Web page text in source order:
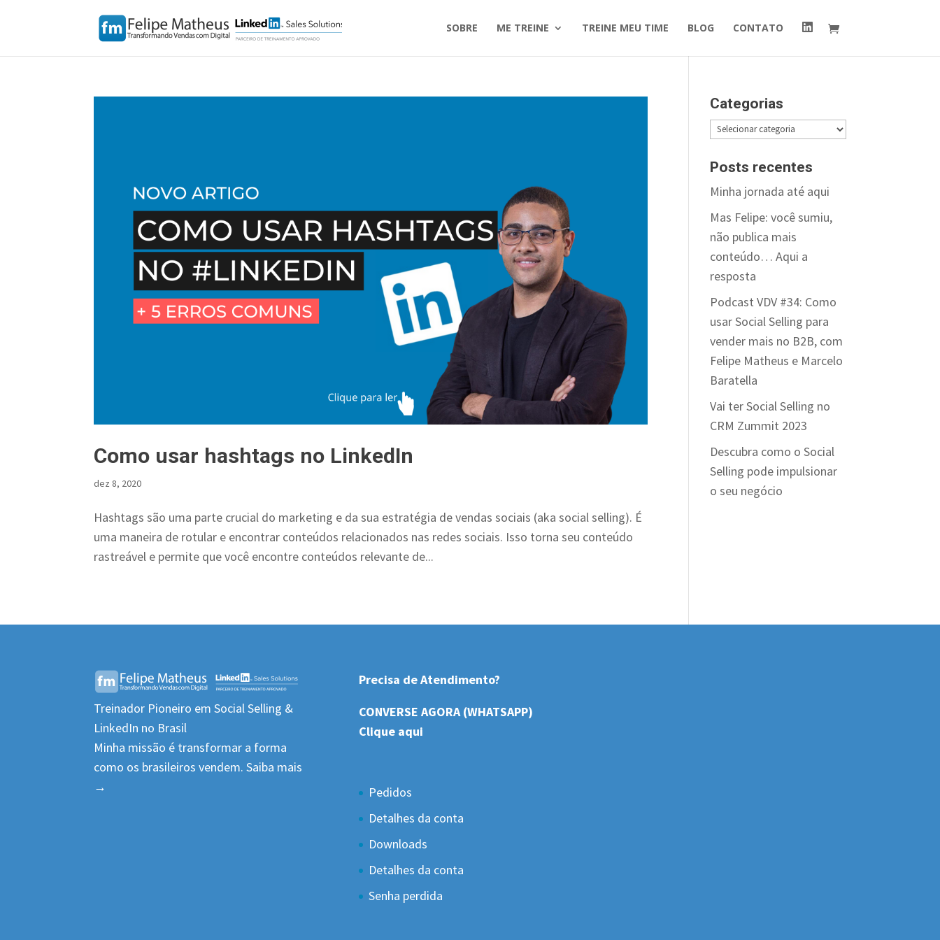
SOBRE ME TREINE TREINE MEU TIME BLOG CONTATO I
t
m
Como usar hashtags no LinkedIn
dez 8, 2020
Hashtags são uma parte crucial do marketing e da sua estratégia de vendas sociais (aka social selling). É
uma maneira de rotular e encontrar conteúdos relacionados nas redes sociais. Isso torna seu conteúdo
rastreável e permite que você encontre conteúdos relevante de...
Categorias
Categorias
Posts recentes
Minha jornada até aqui
Mas Felipe: você sumiu,
não publica mais
conteúdo… Aqui a
resposta
Podcast VDV #34: Como
usar Social Selling para
vender mais no B2B, com
Felipe Matheus e Marcelo
Baratella
Vai ter Social Selling no
CRM Zummit 2023
Descubra como o Social
Selling pode impulsionar
o seu negócio
Treinador Pioneiro em Social Selling &
LinkedIn no Brasil
Minha missão é transformar a forma
como os brasileiros vendem.Saiba mais
→
Precisa de Atendimento?
CONVERSE AGORA (WHATSAPP)
Clique aqui
Pedidos
Detalhes da conta
Downloads
Detalhes da conta
Senha perdida